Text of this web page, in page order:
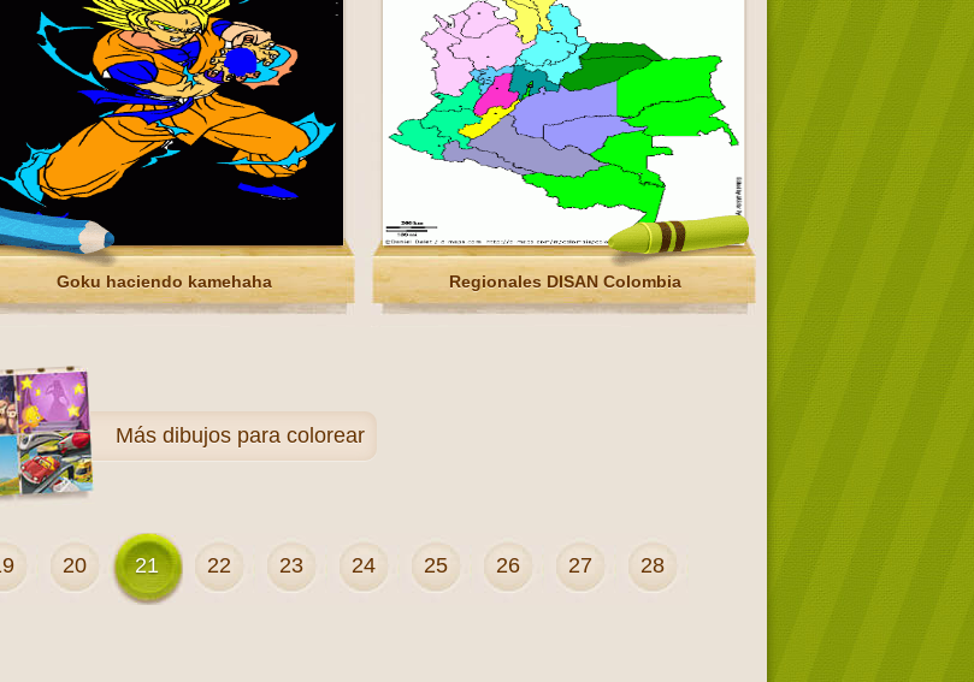
Goku haciendo kamehaha Regionales DISAN Colombia
Más dibujos para colorear
20 21 22 23 24 25 26 27 28